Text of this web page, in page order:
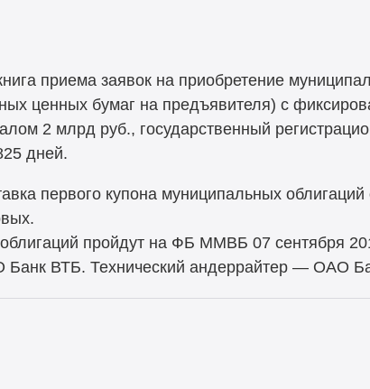
приема заявок на приобретение
ценных бумаг на предъявителя) с
2 млрд руб., государственный
дней.
первого купона муниципальных
пройдут на ФБ ММВБ 07 сентября
Банк ВТБ. Технический андеррайтер — ОАО